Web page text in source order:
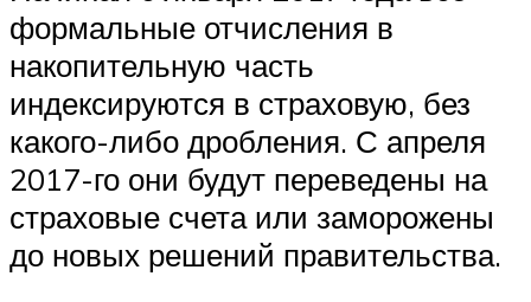
формальные отчисления в
накопительную часть
индексируются в страховую, без
какого-либо дробления. С апреля
2017-го они будут переведены на
страховые счета или заморожены
до новых решений правительства.